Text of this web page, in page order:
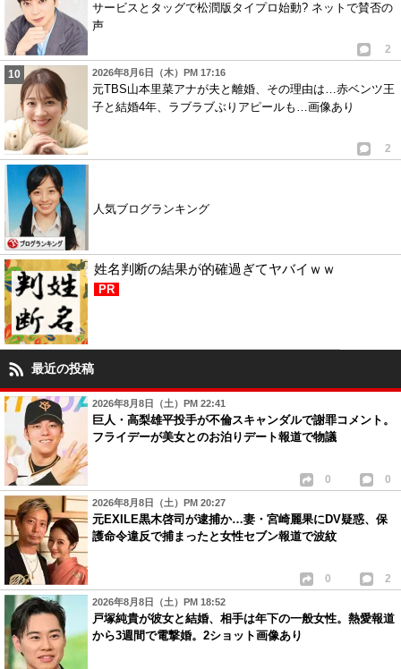
サービスとタッグで松潤版タイプロ始動? ネットで賛否の
声
2
2026年8月6日（木）PM 17:16
元TBS山本里菜アナが夫と離婚、その理由は…赤ベンツ王
子と結婚4年、ラブラブぶりアピールも…画像あり
2
人気ブログランキング
姓名判断の結果が的確過ぎてヤバイｗｗ
PR
最近の投稿
2026年8月8日（土）PM 22:41
巨人・高梨雄平投手が不倫スキャンダルで謝罪コメント。
フライデーが美女とのお泊りデート報道で物議
0 0
2026年8月8日（土）PM 20:27
元EXILE黒木啓司が逮捕か…妻・宮崎麗果にDV疑惑、保
護命令違反で捕まったと女性セブン報道で波紋
0 2
2026年8月8日（土）PM 18:52
戸塚純貴が彼女と結婚、相手は年下の一般女性。熱愛報道
から3週間で電撃婚。2ショット画像あり